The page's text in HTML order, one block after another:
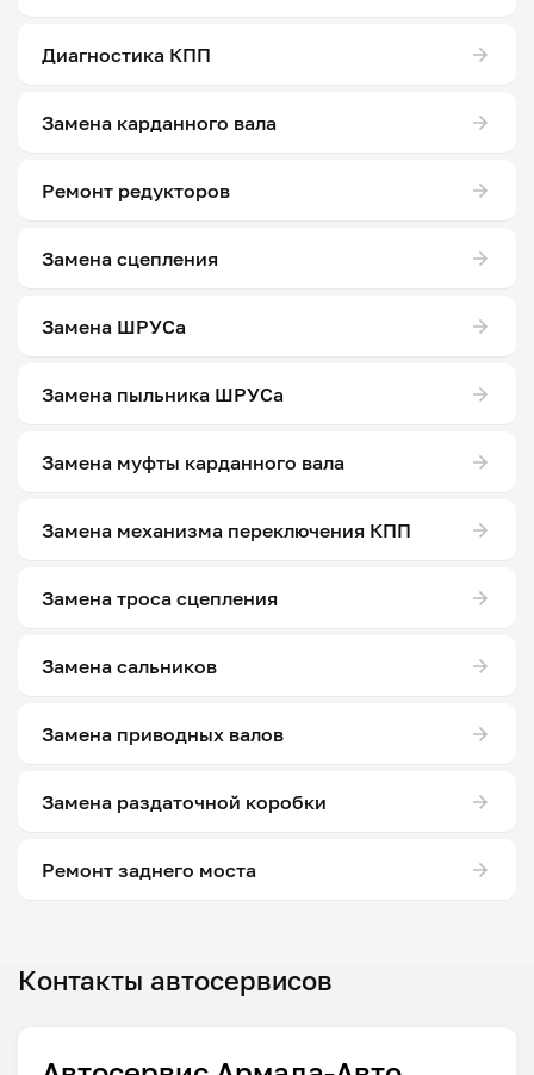
Диагностика КПП
Замена карданного вала
Ремонт редукторов
Замена сцепления
Замена ШРУСа
Замена пыльника ШРУСа
Замена муфты карданного вала
Замена механизма переключения КПП
Замена троса сцепления
Замена сальников
Замена приводных валов
Замена раздаточной коробки
Ремонт заднего моста
Контакты автосервисов